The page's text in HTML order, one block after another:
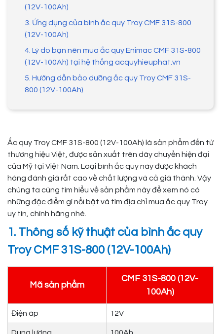
(12V-100Ah)
3. Ứng dụng của bình ắc quy Troy CMF 31S-800
(12V-100Ah)
4. Lý do bạn nên mua ắc quy Enimac CMF 31S-800
(12V-100Ah) tại hệ thống acquyhieuphat.vn
5. Hướng dẫn bảo dưỡng ắc quy Troy CMF 31S-
800 (12V-100Ah)
Ắc quy Troy CMF 31S-800 (12V-100Ah) là sản phẩm đến từ
thương hiệu Việt, được sản xuất trên dây chuyền hiện đại
của Mỹ tại Việt Nam. Loại bình ắc quy này được khách
hàng đánh giá rất cao về chất lượng và cả giá thành. Vậy
chúng ta cùng tìm hiểu về sản phẩm này để xem nó có
những đặc điểm gì nổi bật và tìm địa chỉ mua ắc quy Troy
uy tín, chính hãng nhé.
1. Thông số kỹ thuật của bình ắc quy
Troy CMF 31S-800 (12V-100Ah)
Mã sản phẩm
CMF 31S-800 (12V-
100Ah)
Điện áp 12V